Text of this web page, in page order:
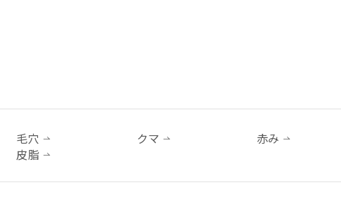
毛穴 クマ
赤み
皮脂